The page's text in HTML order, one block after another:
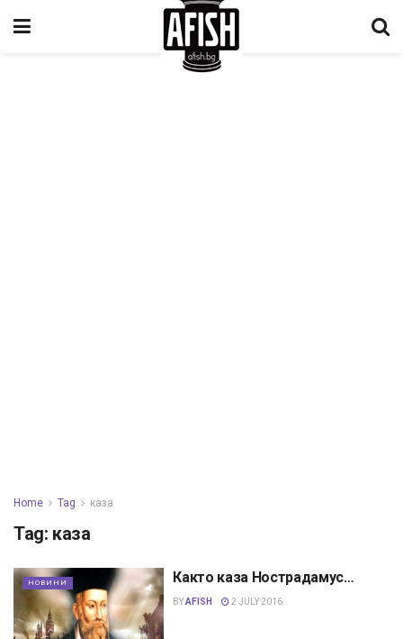
Home Tag каза
Tag: каза
НОВИНИ Както каза Нострадамус…
BYAFISH 2 JULY 2016